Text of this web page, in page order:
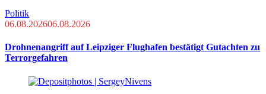
Politik
06.08.202606.08.2026
Drohnenangriff auf Leipziger Flughafen bestätigt Gutachten zu
Terrorgefahren